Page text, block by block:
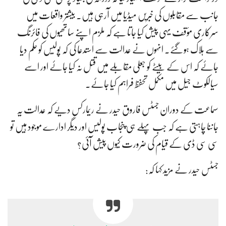
جانب سے مقابلوں کی خبریں میڈیا میں آرہی ہیں۔ بیشتر واقعات میں
سرکاری مؤقف یہی پیش کیا جاتا ہے کہ ملزم اپنے ساتھیوں کی فائرنگ
سے ہلاک ہوگئے۔ انہوں نے عدالت سے استدعا کی کہ پولیس کو حکم دیا
جائے کہ اس کے بیٹے کو جعلی مقابلے میں قتل نہ کیا جائے اور اسے
سیالکوٹ جیل میں مکمل تحفظ فراہم کیا جائے۔
سماعت کے دوران جسٹس فاروق حیدر نے ریمارکس دیے کہ عدالت یہ
جاننا چاہتی ہے کہ جب پہلے ہی پنجاب پولیس اور دیگر ادارے موجود ہیں تو
سی سی ڈی کے قیام کی ضرورت کیوں پیش آئی؟
جسٹس حیدر نے مزید کہا کہ: